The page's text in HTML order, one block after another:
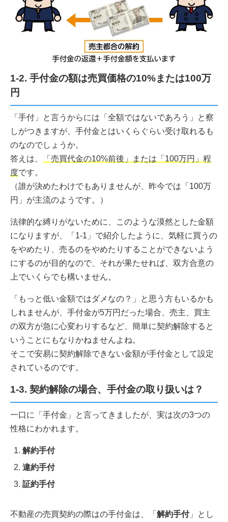
1-2. 手付金の額は売買価格の10%または100万
円
「手付」と言うからには「全額ではないであろう」と察
しがつきますが、手付金とはいくらぐらい受け取れるも
のなのでしょうか。
答えは、
「売買代金の10%前後」または「100万円」程
度です。
（誰が決めたわけでもありませんが、昨今では「100万
円」が主流のようです。）
法律的な縛りがないために、このような漠然とした金額
になりますが、「1-1」で紹介したように、気軽に買うの
をやめたり、売るのをやめたりすることができないよう
にするのが目的なので、それが果たせれば、双方合意の
上でいくらでも構いません。
「もっと低い金額ではダメなの？」と思う方もいるかも
しれませんが、手付金が5万円だった場合、売主、買主
の双方が急に心変わりするなど、簡単に契約解除すると
いうことにもなりかねませんよね。
そこで安易に契約解除できない金額が手付金として設定
されているのです。
1-3. 契約解除の場合、手付金の取り扱いは？
一口に「手付金」と言ってきましたが、実は次の3つの
性格にわかれます。
解約手付
違約手付
証約手付
不動産の売買契約の際はの手付金は、「 解約手付」とし